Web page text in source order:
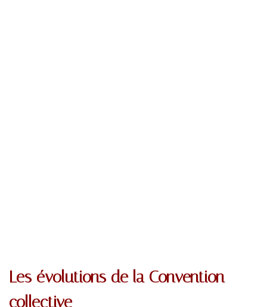
Les évolutions de la Convention
collective